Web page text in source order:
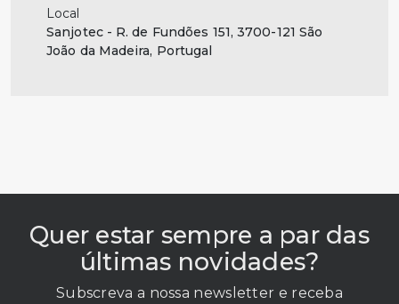
Local
Sanjotec - R. de Fundões 151, 3700-121 São
João da Madeira, Portugal
Quer estar sempre a par das
últimas novidades?
Subscreva a nossa newsletter e receba